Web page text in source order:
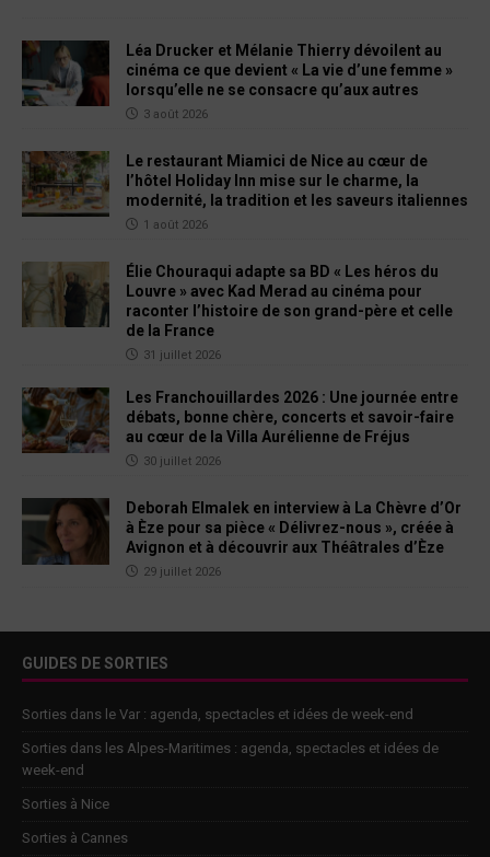
Léa Drucker et Mélanie Thierry dévoilent au
cinéma ce que devient « La vie d’une femme »
lorsqu’elle ne se consacre qu’aux autres
3 août 2026
Le restaurant Miamici de Nice au cœur de
l’hôtel Holiday Inn mise sur le charme, la
modernité, la tradition et les saveurs italiennes
1 août 2026
Élie Chouraqui adapte sa BD « Les héros du
Louvre » avec Kad Merad au cinéma pour
raconter l’histoire de son grand-père et celle
de la France
31 juillet 2026
Les Franchouillardes 2026 : Une journée entre
débats, bonne chère, concerts et savoir-faire
au cœur de la Villa Aurélienne de Fréjus
30 juillet 2026
Deborah Elmalek en interview à La Chèvre d’Or
à Èze pour sa pièce « Délivrez-nous », créée à
Avignon et à découvrir aux Théâtrales d’Èze
29 juillet 2026
GUIDES DE SORTIES
Sorties dans le Var : agenda, spectacles et idées de week-end
Sorties dans les Alpes-Maritimes : agenda, spectacles et idées de
week-end
Sorties à Nice
Sorties à Cannes